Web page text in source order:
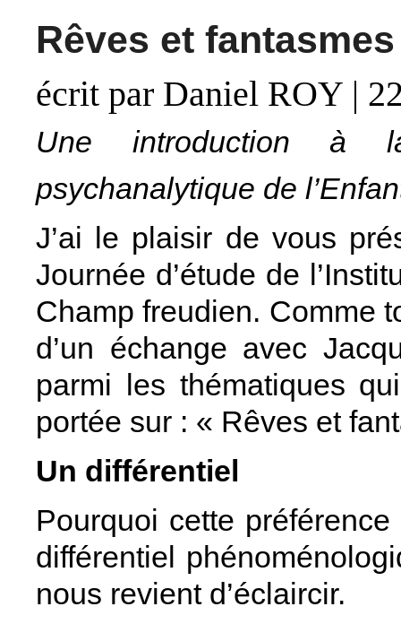
Rêves et
écrit par Daniel ROY |
Une introduction à
psychanalytique de
J’ai le plaisir de vous
Journée d’étude de
Champ freudien. Comme
d’un échange avec
parmi les thématiques
portée sur : « Rêves et
Un différentiel
Pourquoi cette
différentiel
nous revient d’éclaircir.